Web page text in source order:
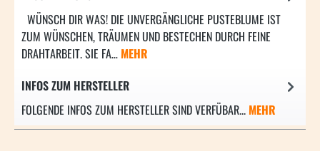
WÜNSCH DIR WAS! DIE UNVERGÄNGLICHE PUSTEBLUME IST
ZUM WÜNSCHEN, TRÄUMEN UND BESTECHEN DURCH FEINE
DRAHTARBEIT. SIE FA… MEHR
INFOS ZUM HERSTELLER
FOLGENDE INFOS ZUM HERSTELLER SIND VERFÜBAR... MEHR